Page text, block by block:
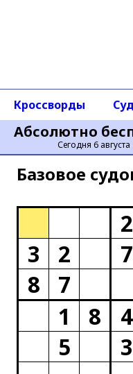
Абсолютно
Сегодня 6 августа
Кроссворды
Базовое
2
3
2 7
8
7
1
8
4
5
3